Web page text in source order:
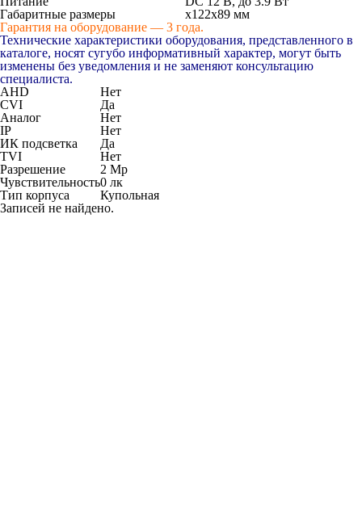
Габаритные размеры
x122x89 мм
Гарантия на оборудование — 3 года.
Технические характеристики оборудования, представленного в
каталоге, носят сугубо информативный характер, могут быть
изменены без уведомления и не заменяют консультацию
специалиста.
AHD
Нет
CVI
Да
Аналог
Нет
IP
Нет
ИК подсветка
Да
TVI
Нет
Разрешение
2 Мр
Чувствительность0 лк
Тип корпуса
Купольная
Записей не найдено.